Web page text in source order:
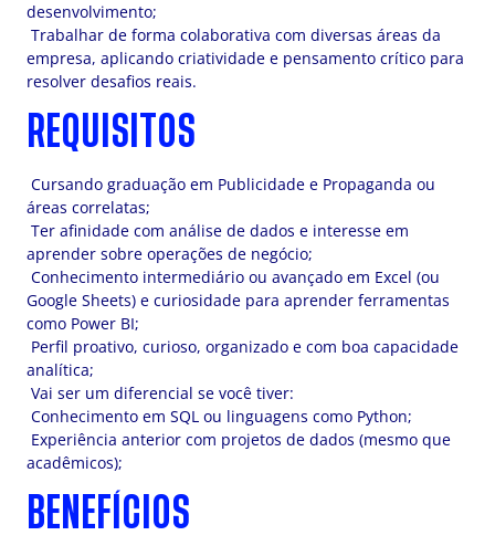
desenvolvimento;
Trabalhar de forma colaborativa com diversas áreas da
empresa, aplicando criatividade e pensamento crítico para
resolver desafios reais.
REQUISITOS
Cursando graduação em Publicidade e Propaganda ou
áreas correlatas;
Ter afinidade com análise de dados e interesse em
aprender sobre operações de negócio;
Conhecimento intermediário ou avançado em Excel (ou
Google Sheets) e curiosidade para aprender ferramentas
como Power BI;
Perfil proativo, curioso, organizado e com boa capacidade
analítica;
Vai ser um diferencial se você tiver:
Conhecimento em SQL ou linguagens como Python;
Experiência anterior com projetos de dados (mesmo que
acadêmicos);
BENEFÍCIOS